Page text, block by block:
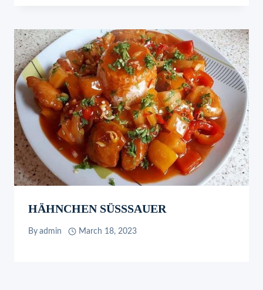
HÄHNCHEN SÜSSSAUER
By admin March 18, 2023